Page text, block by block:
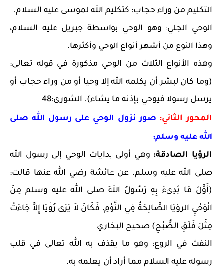
التكليم من وراء حجاب: كتكليم الله لموسى عليه السلام.
الوحي الجلي: وهو الوحي بواسطة جبريل عليه السلام،
وهذا النوع من أشهر أنواع الوحي وأكثرها.
وهذه الأنواع الثلاث من الوحي مذكورة في قوله تعالى:
(وما كان لبشر أن يكلمه الله إلا وحيا أو من وراء حجاب أو
يرسل رسولا فيوحي بإذنه ما يشاء). الشورى:48
المحور الثاني: صور نزول الوحي على رسول الله صلى
الله عليه وسلم:
الرؤيا الصادقة: وهي أولى بدايات الوحي إلى رسول الله
صلى الله عليه وسلم. عن عائشة رضي الله عنها قالت:
(أَوَّلُ مَا بُدِىءَ بِهِ رَسُولُ اللهِ صلى الله عليه وسلم مِنَ
الْوَحْيِ الرؤيَا الصَّالِحَةُ فِي النَّوْمِ، فَكَانَ لاَ يَرَى رُؤْيَا إِلاَّ جَاءَتْ
مِثْلَ فَلَقِ الصُّبْحِ) صحيح البخاري
النفث في الروع: وهو ما يقذف به الله تعالى في قلب
رسوله عليه السلام مما أراد أن يعلمه به.